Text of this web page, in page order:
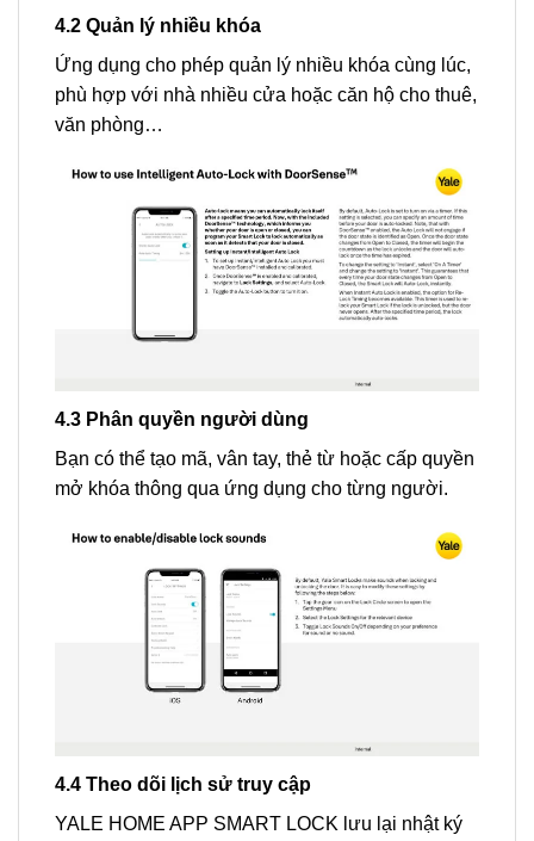
4.2 Quản lý nhiều khóa
Ứng dụng cho phép quản lý nhiều khóa cùng lúc,
phù hợp với nhà nhiều cửa hoặc căn hộ cho thuê,
văn phòng…
4.3 Phân quyền người dùng
Bạn có thể tạo mã, vân tay, thẻ từ hoặc cấp quyền
mở khóa thông qua ứng dụng cho từng người.
4.4 Theo dõi lịch sử truy cập
YALE HOME APP SMART LOCK lưu lại nhật ký